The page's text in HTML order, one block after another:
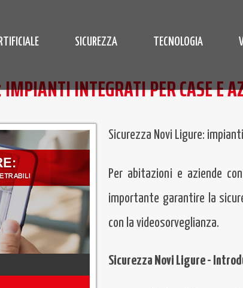
SICUREZZA TECNOLOGIA
INTEGRATI PER CASE E
Sicurezza Novi Ligure:
Per abitazioni e aziende
importante garantire la
con la videosorveglianza.
Sicurezza Novi Ligure -